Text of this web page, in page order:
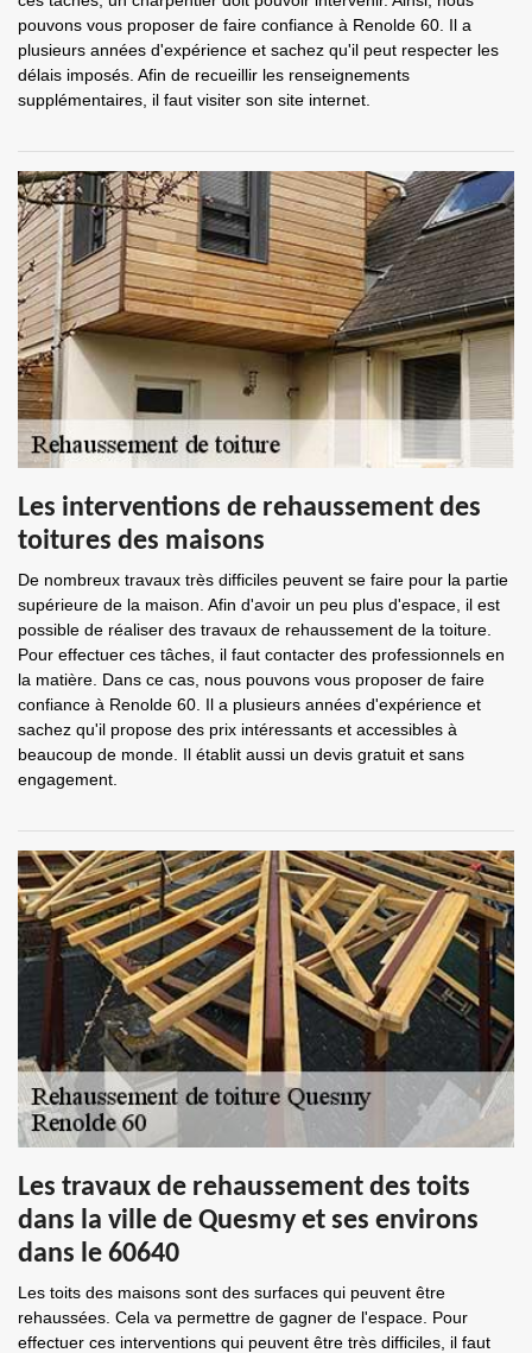
pouvons vous proposer de faire confiance à Renolde 60. Il a
plusieurs années d'expérience et sachez qu'il peut respecter les
délais imposés. Afin de recueillir les renseignements
supplémentaires, il faut visiter son site internet.
Les interventions de rehaussement des
toitures des maisons
De nombreux travaux très difficiles peuvent se faire pour la partie
supérieure de la maison. Afin d'avoir un peu plus d'espace, il est
possible de réaliser des travaux de rehaussement de la toiture.
Pour effectuer ces tâches, il faut contacter des professionnels en
la matière. Dans ce cas, nous pouvons vous proposer de faire
confiance à Renolde 60. Il a plusieurs années d'expérience et
sachez qu'il propose des prix intéressants et accessibles à
beaucoup de monde. Il établit aussi un devis gratuit et sans
engagement.
Les travaux de rehaussement des toits
dans la ville de Quesmy et ses environs
dans le 60640
Les toits des maisons sont des surfaces qui peuvent être
rehaussées. Cela va permettre de gagner de l'espace. Pour
effectuer ces interventions qui peuvent être très difficiles, il faut